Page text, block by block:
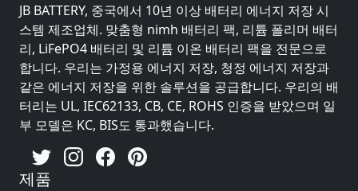
JB BATTERY, 중국에서 10년 이상 배터리 에너지 저장 시
스템 제조업체. 맞춤형 nimh 배터리 팩, 리튬 폴리머 배터
리, LiFePO4 배터리 및 리튬 이온 배터리 팩을 전문으로
합니다. 우리는 가정용 에너지 저장, 청정 에너지 저장과
같은 에너지 저장을 위한 솔루션을 공급합니다. 우리의 배
터리는 UL, IEC62133, CB, CE, ROHS 인증을 받았으며 일
부 모델은 KC, BIS도 통과했습니다.
제품